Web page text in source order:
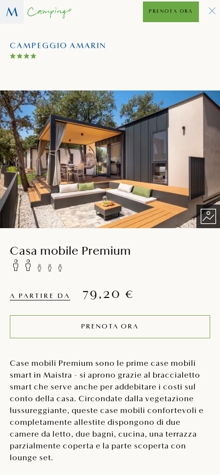
CAMPEGGIO AMARIN
PRENOTA ORA
Casa mobile Premium
A PARTIRE DA 79,20 €
PRENOTA ORA
Case mobili Premium sono le prime case mobili
smart in Maistra - si aprono grazie al braccialetto
smart che serve anche per addebitare i costi sul
conto della casa. Circondate dalla vegetazione
lussureggiante, queste case mobili confortevoli e
completamente allestite dispongono di due
camere da letto, due bagni, cucina, una terrazza
parzialmente coperta e la parte scoperta con
lounge set.